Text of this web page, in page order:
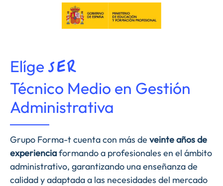
Elíge SER
Técnico Medio en Gestión
Administrativa
Grupo Forma-t cuenta con más de veinte años de
experienciaformando a profesionales en el ámbito
administrativo, garantizando una enseñanza de
calidad y adaptada a las necesidades del mercado